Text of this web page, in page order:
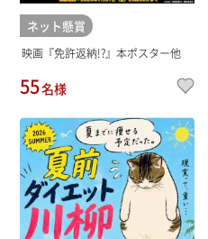
ネット懸賞
映画『免許返納!?』本ポスター他
55名様